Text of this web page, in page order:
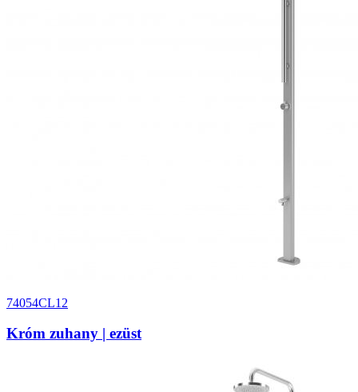
74054CL12
Króm zuhany | ezüst